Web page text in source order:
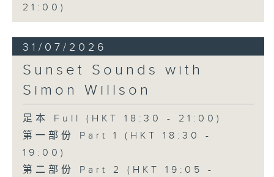
21:00)
31/07/2026
Sunset Sounds with
Simon Willson
足本 Full (HKT 18:30 - 21:00)
第一部份 Part 1 (HKT 18:30 -
19:00)
第二部份 Part 2 (HKT 19:05 -